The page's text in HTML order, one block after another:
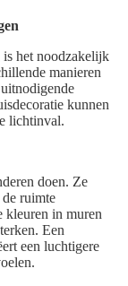
is het noodzakelijk
manieren
kunnen
lichtinval.
doen. Ze
ruimte
kleuren in muren
Een
een luchtigere